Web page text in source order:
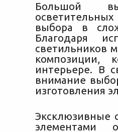
Большой
выбора в
Благодаря
светильников
композиции,
интерьере. В
внимание
изготовления
Эксклюзивные
элементами